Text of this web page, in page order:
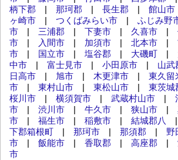
柄下郡 | 那珂郡 | 長生郡 | 館山市
ヶ崎市 | つくばみらい市 | ふじみ野
市 | 三浦郡 | 下妻市 | 久喜市 |
市 | 入間市 | 加須市 | 北本市 |
市 | 国立市 | 塩谷郡 | 大磯町 |
中市 | 富士見市 | 小田原市 | 山武
日高市 | 旭市 | 木更津市 | 東久留
市 | 東村山市 | 東松山市 | 東茨城
桜川市 | 横須賀市 | 武蔵村山市 |
市 | 渋川市 | 牛久市 | 狭山市 |
市 | 福生市 | 稲敷市 | 結城郡八
下郡箱根町 | 那珂市 | 那須郡 | 野
市 | 飯能市 | 香取郡 | 高座郡 |
市